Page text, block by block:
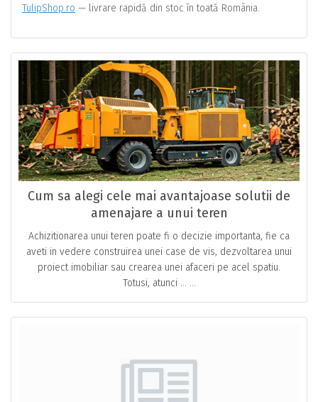
TulipShop.ro — livrare rapidă din stoc în toată România.
Cum sa alegi cele mai avantajoase solutii de
amenajare a unui teren
Achizitionarea unui teren poate fi o decizie importanta, fie ca
aveti in vedere construirea unei case de vis, dezvoltarea unui
proiect imobiliar sau crearea unei afaceri pe acel spatiu.
Totusi, atunci … ...